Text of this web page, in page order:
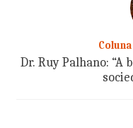
Dr. Ruy Palhano: “A